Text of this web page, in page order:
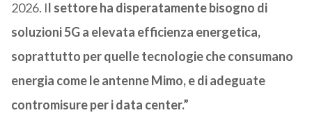
2026. Il settore ha disperatamente bisogno di
soluzioni 5G a elevata efficienza energetica,
soprattutto per quelle tecnologie che consumano
energia come le antenne Mimo, e di adeguate
contromisure per i data center.”